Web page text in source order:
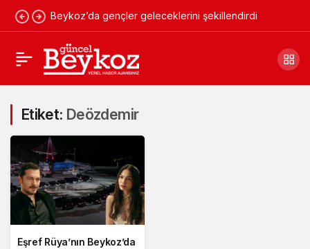
Beykoz’da gençler geleceklerini şekillendirdi
Etiket: Deözdemir
Eşref Rüya’nın Beykoz’da